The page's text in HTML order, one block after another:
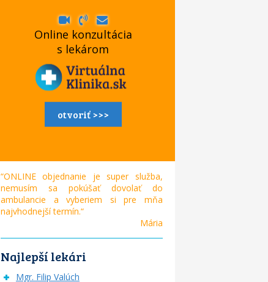
Online konzultácia
s lekárom
otvoriť >>>
“ONLINE objednanie je super služba,
nemusím sa pokúšať dovolať do
ambulancie a vyberiem si pre mňa
najvhodnejší termín.“
Mária
Najlepší lekári
Mgr. Filip Valúch